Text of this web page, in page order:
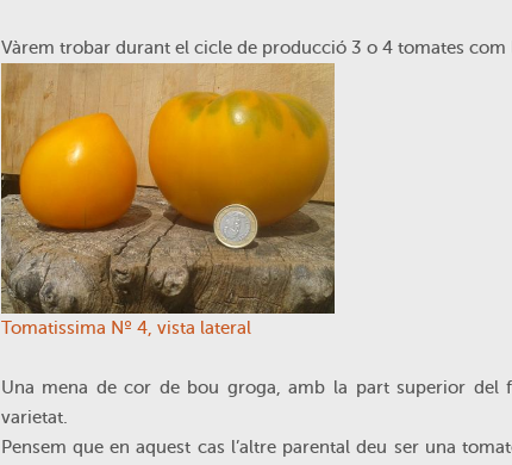
Vàrem trobar durant el cicle de producció 3 o 4 tomates com
Tomatissima Nº 4, vista lateral
Una mena de cor de bou groga, amb la part superior del
varietat.
Pensem que en aquest cas l’altre parental deu ser una